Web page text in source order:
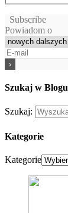
Subscribe
Powiadom o
Szukaj w Blogu
Szukaj:
Kategorie
Kategorie